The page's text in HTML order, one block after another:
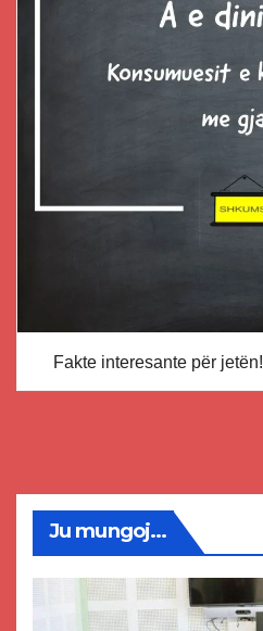
Fakte interesante për jetën!
Ju mungoj...